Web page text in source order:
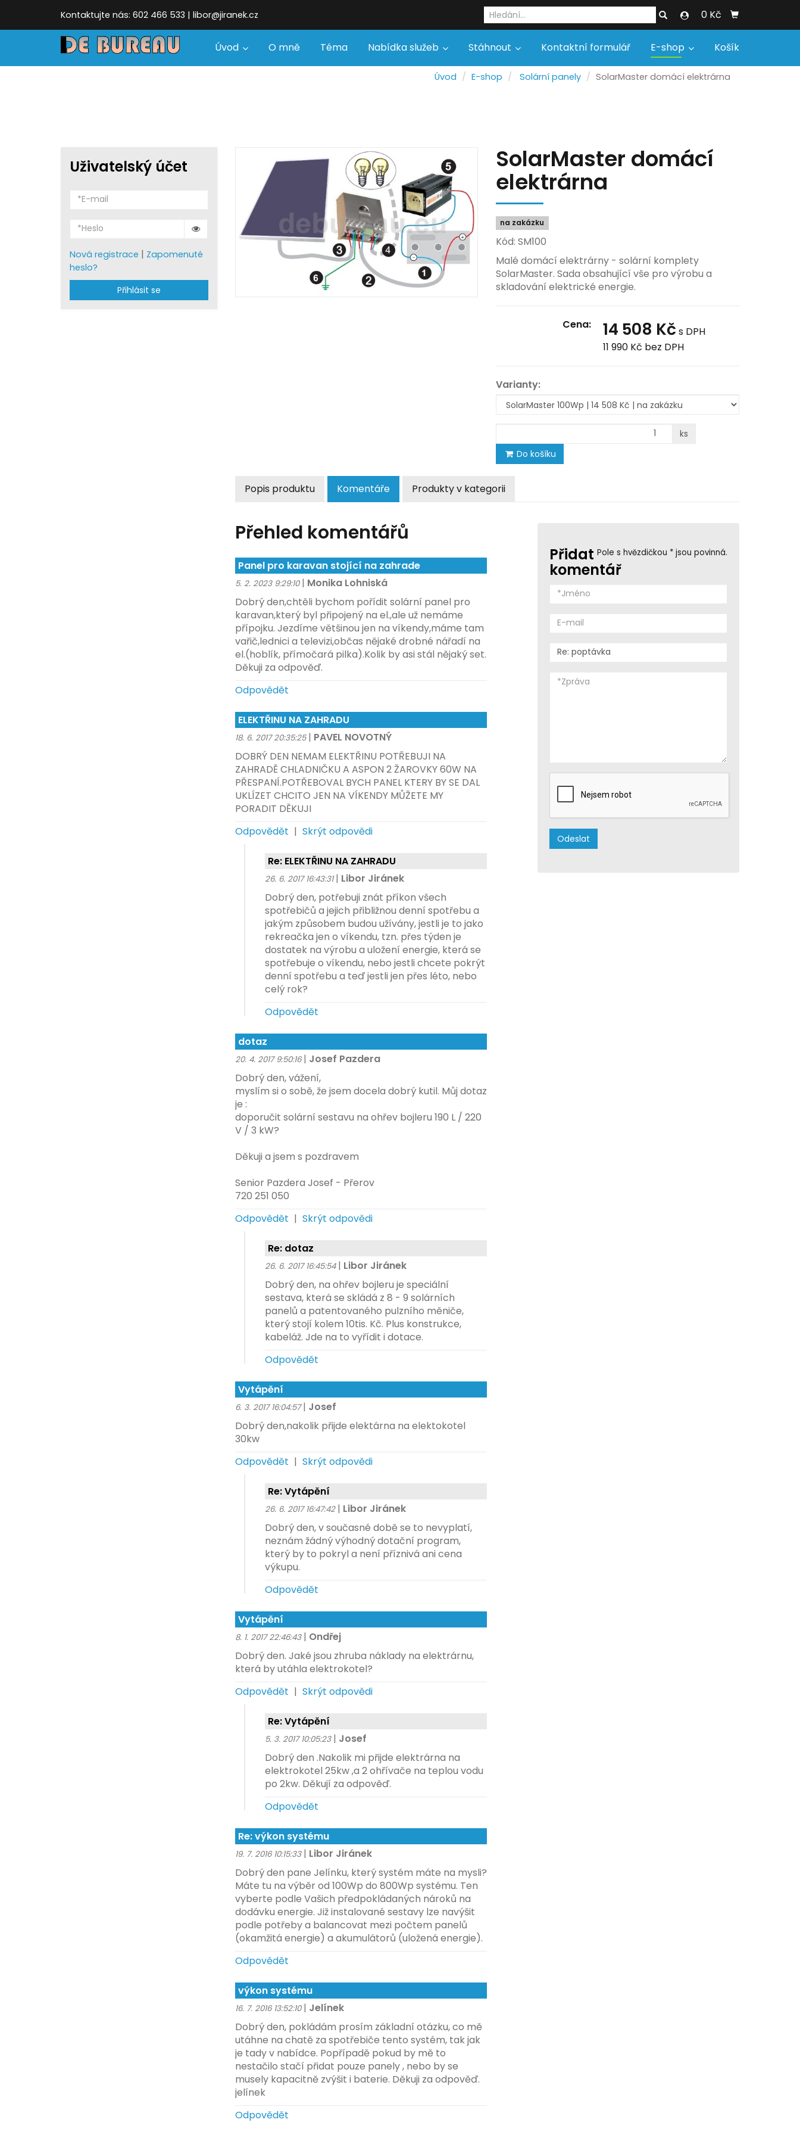
Kontaktujte nás: 602 466 533 | libor@jiranek.cz 0 Kč
Úvod O mně Téma Nabídka služeb Stáhnout Kontaktní formulář E-shop Košík
Úvod E-shop Solární panely SolarMaster domácí elektrárna
Uživatelský účet
Nová registrace | Zapomenuté
heslo?
Přihlásit se
SolarMaster domácí
elektrárna
na zakázku
Kód: SM100
Malé domácí elektrárny - solární komplety
SolarMaster. Sada obsahující vše pro výrobu a
skladování elektrické energie.
Cena: 14 508 Kč s DPH
11 990 Kč bez DPH
Varianty:
ks
Do košíku
Popis produktu Komentáře Produkty v kategorii
Pole s hvězdičkou * jsou povinná.
Přidat
komentář
Přehled komentářů
Panel pro karavan stojící na zahrade
5. 2. 2023 9:29:10 | Monika Lohniská
Dobrý den,chtěli bychom pořídit solární panel pro
karavan,který byl připojený na el.,ale už nemáme
přípojku. Jezdíme většinou jen na víkendy,máme tam
vařič,lednici a televizi,občas nějaké drobné nářadí na
el.(hoblík, přímočará pilka).Kolik by asi stál nějaký set.
Děkuji za odpověď.
Odpovědět
ELEKTŘINU NA ZAHRADU
18. 6. 2017 20:35:25 | PAVEL NOVOTNÝ
DOBRÝ DEN NEMAM ELEKTŘINU POTŘEBUJI NA
ZAHRADĚ CHLADNIČKU A ASPON 2 ŽAROVKY 60W NA
PŘESPANÍ.POTŘEBOVAL BYCH PANEL KTERY BY SE DAL
UKLÍZET CHCITO JEN NA VÍKENDY MŮŽETE MY
PORADIT DĚKUJI
Odpovědět | Skrýt odpovědi
Re: ELEKTŘINU NA ZAHRADU
26. 6. 2017 16:43:31 | Libor Jiránek
Dobrý den, potřebuji znát příkon všech
spotřebičů a jejich přibližnou denní spotřebu a
jakým způsobem budou užívány, jestli je to jako
rekreačka jen o víkendu, tzn. přes týden je
dostatek na výrobu a uložení energie, která se
spotřebuje o víkendu, nebo jestli chcete pokrýt
denní spotřebu a teď jestli jen přes léto, nebo
celý rok?
Odpovědět
dotaz
20. 4. 2017 9:50:16 | Josef Pazdera
Dobrý den, vážení,
myslím si o sobě, že jsem docela dobrý kutil. Můj dotaz
je :
doporučit solární sestavu na ohřev bojleru 190 L / 220
V / 3 kW?
Děkuji a jsem s pozdravem
Senior Pazdera Josef - Přerov
720 251 050
Odpovědět | Skrýt odpovědi
Re: dotaz
26. 6. 2017 16:45:54 | Libor Jiránek
Dobrý den, na ohřev bojleru je speciální
sestava, která se skládá z 8 - 9 solárních
panelů a patentovaného pulzního měniče,
který stojí kolem 10tis. Kč. Plus konstrukce,
kabeláž. Jde na to vyřídit i dotace.
Odpovědět
Vytápění
6. 3. 2017 16:04:57 | Josef
Dobrý den,nakolik přijde elektárna na elektokotel
30kw
Odpovědět | Skrýt odpovědi
Re: Vytápění
26. 6. 2017 16:47:42 | Libor Jiránek
Dobrý den, v současné době se to nevyplatí,
neznám žádný výhodný dotační program,
který by to pokryl a není příznivá ani cena
výkupu.
Odpovědět
Vytápění
8. 1. 2017 22:46:43 | Ondřej
Dobrý den. Jaké jsou zhruba náklady na elektrárnu,
která by utáhla elektrokotel?
Odpovědět | Skrýt odpovědi
Re: Vytápění
5. 3. 2017 10:05:23 | Josef
Dobrý den .Nakolik mi přijde elektrárna na
elektrokotel 25kw ,a 2 ohřívače na teplou vodu
po 2kw. Děkují za odpověď.
Odpovědět
Re: výkon systému
19. 7. 2016 10:15:33 | Libor Jiránek
Dobrý den pane Jelínku, který systém máte na mysli?
Máte tu na výběr od 100Wp do 800Wp systému. Ten
vyberte podle Vašich předpokládaných nároků na
dodávku energie. Již instalované sestavy lze navýšit
podle potřeby a balancovat mezi počtem panelů
(okamžitá energie) a akumulátorů (uložená energie).
Odpovědět
výkon systému
16. 7. 2016 13:52:10 | Jelínek
Dobrý den, pokládám prosím základní otázku, co mě
utáhne na chatě za spotřebiče tento systém, tak jak
je tady v nabídce. Popřípadě pokud by mě to
nestačilo stačí přidat pouze panely , nebo by se
musely kapacitně zvýšit i baterie. Děkuji za odpověď.
jelínek
Odpovědět